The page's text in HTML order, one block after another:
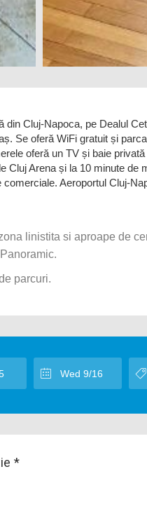
din Cluj-Napoca, pe Dealul
Se oferă WiFi gratuit și
oferă un TV și baie
Cluj Arena și la 10 minute de
Aeroportul Cluj-
linistita si aproape de
parcuri.
*